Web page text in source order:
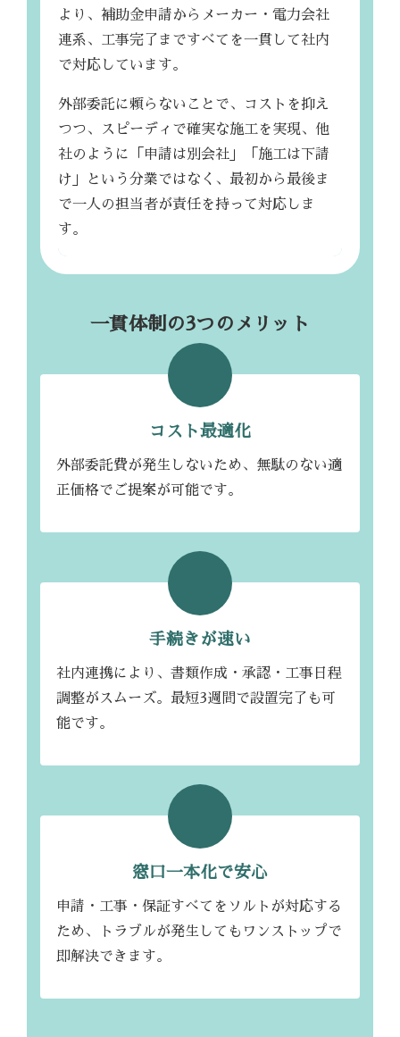
より、補助金申請からメーカー・電力会社
連系、工事完了まですべてを一貫して社内
で対応しています。
外部委託に頼らないことで、コストを抑え
つつ、スピーディで確実な施工を実現、他
社のように「申請は別会社」「施工は下請
け」という分業ではなく、最初から最後ま
で一人の担当者が責任を持って対応しま
す。
一貫体制の3つのメリット
コスト最適化
外部委託費が発生しないため、無駄のない適
正価格でご提案が可能です。
手続きが速い
社内連携により、書類作成・承認・工事日程
調整がスムーズ。最短3週間で設置完了も可
能です。
窓口一本化で安心
申請・工事・保証すべてをソルトが対応する
ため、トラブルが発生してもワンストップで
即解決できます。